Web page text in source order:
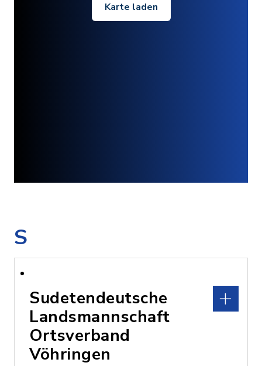
Karte laden
S
Sudetendeutsche
Landsmannschaft
Ortsverband
Vöhringen